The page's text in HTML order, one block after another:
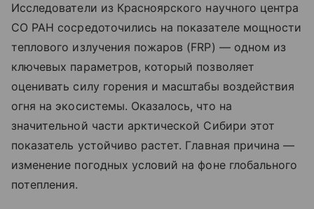
Исследователи из Красноярского научного центра
СО РАН сосредоточились на показателе мощности
теплового излучения пожаров (FRP) — одном из
ключевых параметров, который позволяет
оценивать силу горения и масштабы воздействия
огня на экосистемы. Оказалось, что на
значительной части арктической Сибири этот
показатель устойчиво растет. Главная причина —
изменение погодных условий на фоне глобального
потепления.